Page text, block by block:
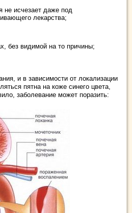
не исчезает даже под
лекарства;
без видимой на то причины;
и в зависимости от локализации
пятна на коже синего цвета,
заболевание может поразить: